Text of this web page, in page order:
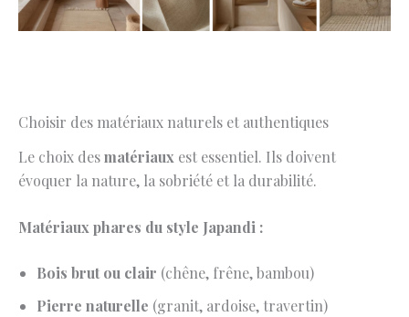
Choisir des matériaux naturels et authentiques
Le choix desmatériaux est essentiel. Ils doivent
évoquer la nature, la sobriété et la durabilité.
Matériaux phares du style Japandi :
Bois brut ou clair (chêne, frêne, bambou)
Pierre naturelle (granit, ardoise, travertin)